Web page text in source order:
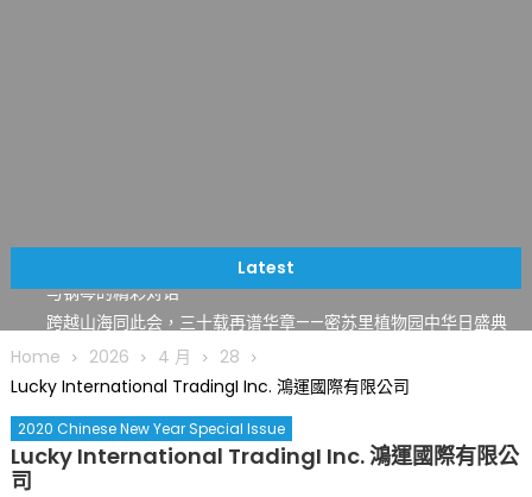
Latest
筝声与琴韵交汇：刘励(Li Statler)与钢琴家Darek演绎一场古筝
与钢琴的精彩对话
跨越山海同此会，三十载再谱华章——密苏里植物园中华日盛典
圆满举行
圣路易龙舟俱乐部5月16日龙舟体验日 邀请各界亲身体验划行乐
趣 + 水上竞速魅力
三十二载跨越时空的相逢
执掌密苏里植物园近四十年 致力推动全球植物多样性研究与中美
Home 2026 4 月
28
Lucky International TradingI Inc. 鴻運國際有限公司
2020 Chinese New Year Special Issue
Lucky International TradingI Inc. 鴻運國際有限公
司